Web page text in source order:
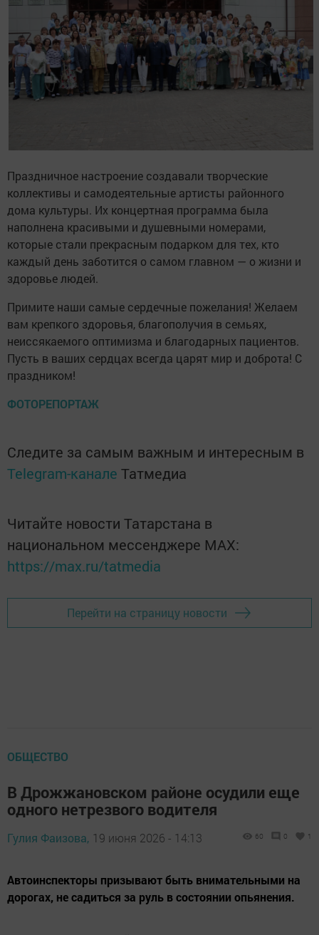
Праздничное настроение создавали творческие
коллективы и самодеятельные артисты районного
дома культуры. Их концертная программа была
наполнена красивыми и душевными номерами,
которые стали прекрасным подарком для тех, кто
каждый день заботится о самом главном — о жизни и
здоровье людей.
Примите наши самые сердечные пожелания! Желаем
вам крепкого здоровья, благополучия в семьях,
неиссякаемого оптимизма и благодарных пациентов.
Пусть в ваших сердцах всегда царят мир и доброта! С
праздником!
ФОТОРЕПОРТАЖ
Следите за самым важным и интересным в
Telegram-канале Татмедиа
Читайте новости Татарстана в
национальном мессенджере MАХ:
https://max.ru/tatmedia
Перейти на страницу новости
ОБЩЕСТВО
В Дрожжановском районе осудили еще
одного нетрезвого водителя
Гулия Фаизова, 19 июня 2026 - 14:13 60 0 1
Автоинспекторы призывают быть внимательными на
дорогах, не садиться за руль в состоянии опьянения.